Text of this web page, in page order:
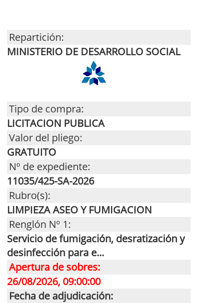
Repartición:
MINISTERIO DE DESARROLLO SOCIAL
Tipo de compra:
LICITACION PUBLICA
Valor del pliego:
GRATUITO
Nº de expediente:
11035/425-SA-2026
Rubro(s):
LIMPIEZA ASEO Y FUMIGACION
Renglón Nº 1:
Servicio de fumigación, desratización y
desinfección para e...
Apertura de sobres:
26/08/2026, 09:00:00
Fecha de adjudicación: